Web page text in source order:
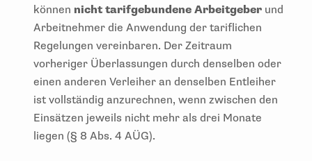
können nicht tarifgebundene Arbeitgeber und
Arbeitnehmer die Anwendung der tariflichen
Regelungen vereinbaren. Der Zeitraum
vorheriger Überlassungen durch denselben oder
einen anderen Verleiher an denselben Entleiher
ist vollständig anzurechnen, wenn zwischen den
Einsätzen jeweils nicht mehr als drei Monate
liegen (§ 8 Abs. 4 AÜG).